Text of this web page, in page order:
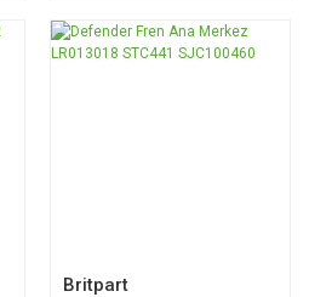
Britpart